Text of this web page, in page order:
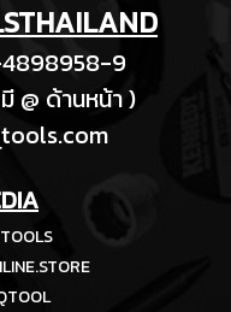
4898958-9
@ ด้านหน้า )